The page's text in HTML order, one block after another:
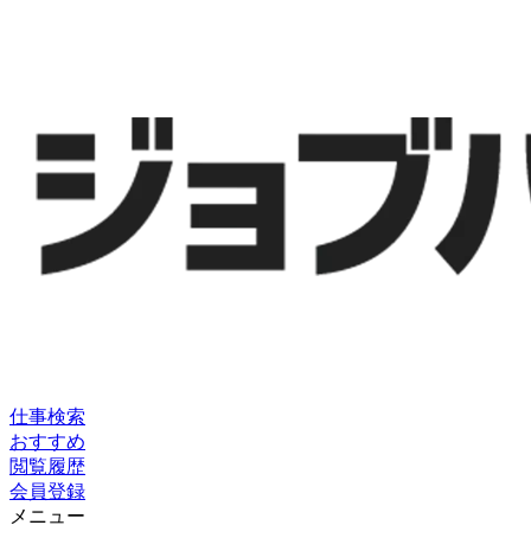
仕事検索
おすすめ
閲覧履歴
会員登録
メニュー